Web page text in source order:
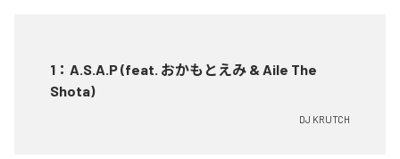
1 ： A.S.A.P (feat. おかもとえみ & Aile The
Shota)
DJ KRUTCH